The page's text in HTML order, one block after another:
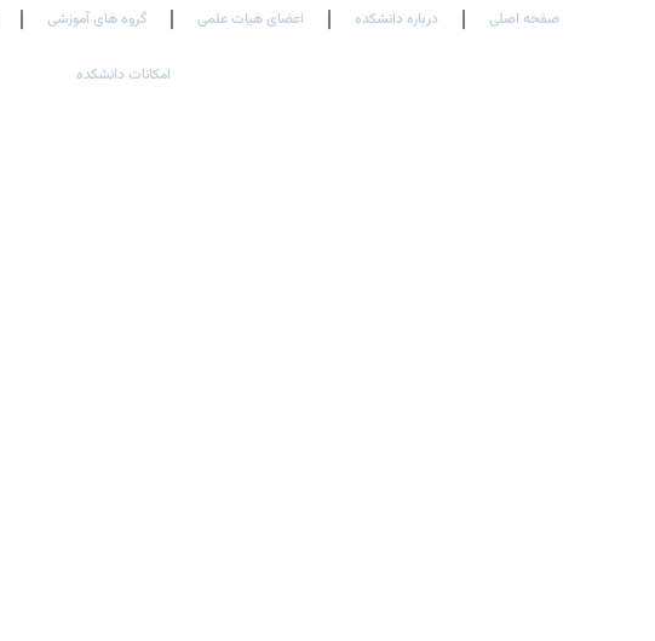
صفحه اصلی درباره دانشکده اعضای هیات علمی گروه های آموزشی
امکانات دانشکده